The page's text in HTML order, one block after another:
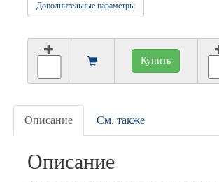
Дополнительные параметры
Купить
Описание См. также
Описание